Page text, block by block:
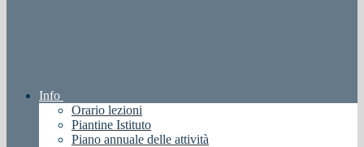
Info
Orario lezioni
Piantine Istituto
Piano annuale delle attività